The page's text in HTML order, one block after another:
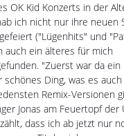
OK Kid Konzerts in der
ich nicht nur ihre neuen
("Lügenhits" und
auch ein älteres für mich
"Zuerst war da ein
schönes Ding, was es
Remix-Versionen
Jonas am Feuertopf der
dass ich ab jetzt nur